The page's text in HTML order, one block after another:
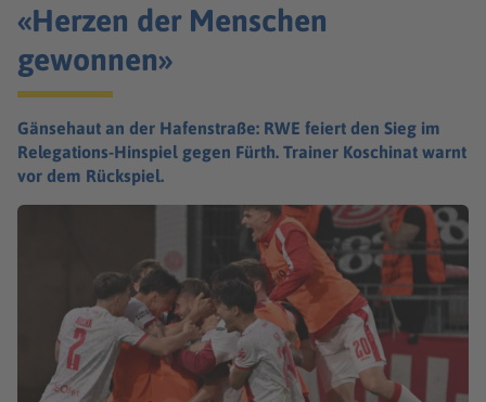
«Herzen der Menschen
gewonnen»
Gänsehaut an der Hafenstraße: RWE feiert den Sieg im
Relegations-Hinspiel gegen Fürth. Trainer Koschinat warnt
vor dem Rückspiel.